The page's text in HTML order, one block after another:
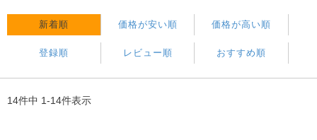
新着順 価格が安い順 価格が高い順
登録順 レビュー順 おすすめ順
14件中 1-14件表示